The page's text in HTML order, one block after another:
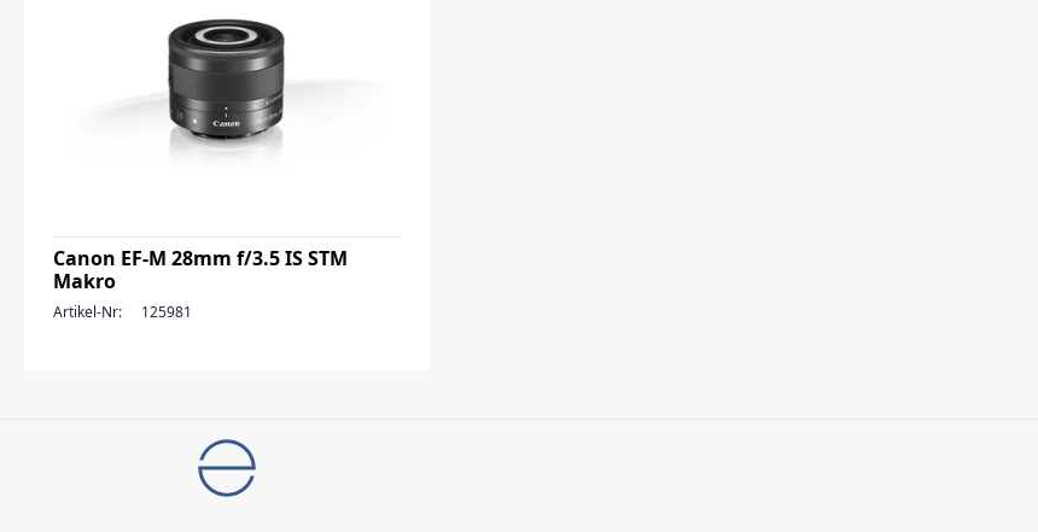
Canon EF-M 28mm f/3.5 IS STM
Makro
Artikel-Nr: 125981